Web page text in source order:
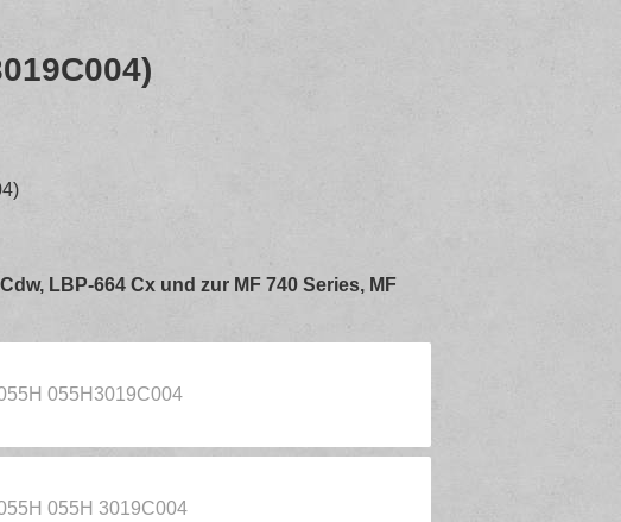
LBP-664 Cx und zur MF 740 Series, MF
055H3019C004
055H 3019C004